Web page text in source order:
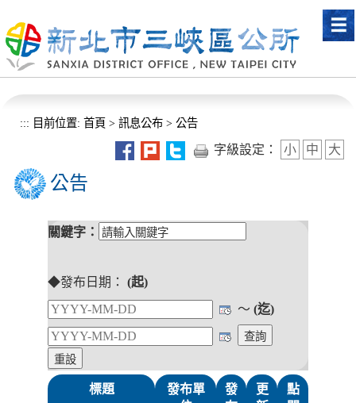
::: 目前位置: 首頁 > 訊息公布 > 公告
字級設定： 小 中 大
公告
關鍵字：
◆發布日期： (起)
～ (迄)
標題
發布單
發
更
點